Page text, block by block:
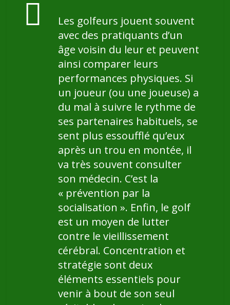
Les golfeurs jouent souvent
avec des pratiquants d’un
âge voisin du leur et peuvent
ainsi comparer leurs
performances physiques. Si
un joueur (ou une joueuse) a
du mal à suivre le rythme de
ses partenaires habituels, se
sent plus essoufflé qu’eux
après un trou en montée, il
va très souvent consulter
son médecin. C’est la
« prévention par la
socialisation ». Enfin, le golf
est un moyen de lutter
contre le vieillissement
cérébral. Concentration et
stratégie sont deux
éléments essentiels pour
venir à bout de son seul